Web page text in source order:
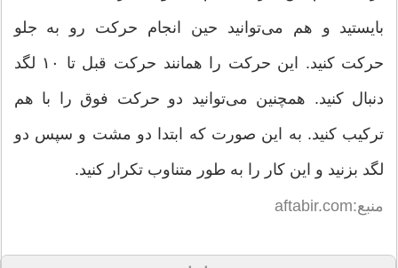
بایستید و هم می‌توانید حین انجام حرکت رو به جلو
حرکت کنید. این حرکت را همانند حرکت قبل تا ۱۰ لگد
دنبال کنید. همچنین می‌توانید دو حرکت فوق را با هم
ترکیب کنید. به این صورت که ابتدا دو مشت و سپس دو
لگد بزنید و این کار را به طور متناوب تکرار کنید.
منبع:aftabir.com